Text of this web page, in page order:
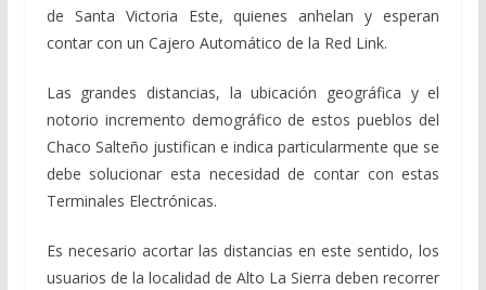
de Santa Victoria Este, quienes anhelan y esperan
contar con un Cajero Automático de la Red Link.
Las grandes distancias, la ubicación geográfica y el
notorio incremento demográfico de estos pueblos del
Chaco Salteño justifican e indica particularmente que se
debe solucionar esta necesidad de contar con estas
Terminales Electrónicas.
Es necesario acortar las distancias en este sentido, los
usuarios de la localidad de Alto La Sierra deben recorrer